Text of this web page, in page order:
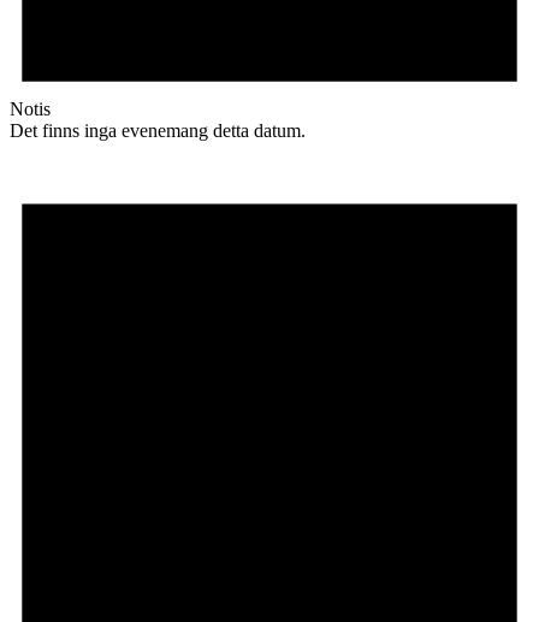
Notis
Det finns inga evenemang detta datum.